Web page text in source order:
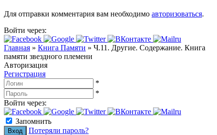
Для отправки комментария вам необходимо авторизоваться.
Войти через:
Главная » Книга Памяти » Ч.11. Другие. Содержание. Книга
памяти звездного племени
Авторизация
Регистрация
*
*
Войти через:
Запомнить
Потеряли пароль?